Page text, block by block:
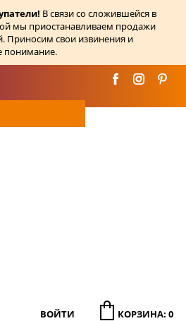
В связи со сложившейся в
мы приостанавливаем продажи
Приносим свои извинения и
понимание.
ВОЙТИ КОРЗИНА: 0